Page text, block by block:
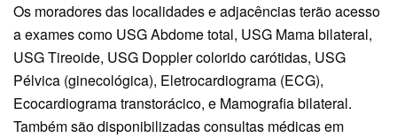
Os moradores das localidades e adjacências terão acesso
a exames como USG Abdome total, USG Mama bilateral,
USG Tireoide, USG Doppler colorido carótidas, USG
Pélvica (ginecológica), Eletrocardiograma (ECG),
Ecocardiograma transtorácico, e Mamografia bilateral.
Também são disponibilizadas consultas médicas em